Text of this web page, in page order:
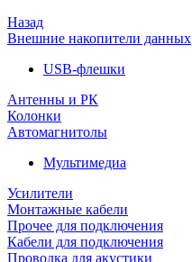
Назад
Внешние накопители данных
USB-флешки
Антенны и РК
Колонки
Автомагнитолы
Мультимедиа
Усилители
Монтажные кабели
Прочее для подключения
Кабели для подключения
Проводка для акустики